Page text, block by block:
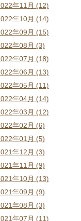
年11月 (12)
年10月 (14)
年09月 (15)
年08月 (3)
年07月 (18)
年06月 (13)
年05月 (11)
年04月 (14)
年03月 (12)
年02月 (6)
年01月 (5)
年12月 (3)
年11月 (9)
年10月 (13)
年09月 (9)
年08月 (3)
年07月 (11)